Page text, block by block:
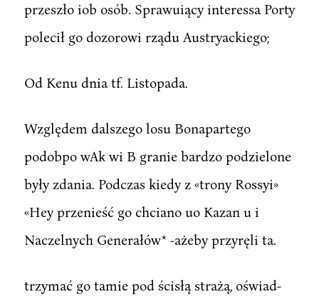
przeszło iob osób. Sprawuiący interessa Porty
polecił go dozorowi rządu Austryackiego;
Od Kenu dnia tf. Listopada.
Względem dalszego losu Bonapartego
podobpo wAk wi B granie bardzo podzielone
były zdania. Podczas kiedy z «trony Rossyi»
«Hey przenieść go chciano uo Kazan u i
Naczelnych Generałów* -ażeby przyręli ta.
trzymać go tamie pod ścisłą strażą, oświad-